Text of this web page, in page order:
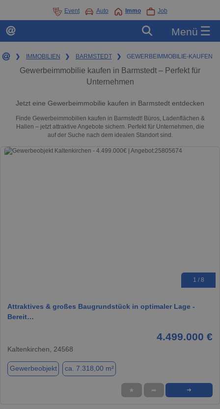
Event Auto Immo Job
Menü ☰
❯ IMMOBILIEN ❯ BARMSTEDT ❯ GEWERBEIMMOBILIE-KAUFEN
Gewerbeimmobilie kaufen in Barmstedt – Perfekt für
Unternehmen
Jetzt eine Gewerbeimmobilie kaufen in Barmstedt entdecken
Finde Gewerbeimmobilien kaufen in Barmstedt! Büros, Ladenflächen &
Hallen – jetzt attraktive Angebote sichern. Perfekt für Unternehmen, die
auf der Suche nach dem idealen Standort sind.
1 / 8
Attraktives & großes Baugrundstück in optimaler Lage -
Bereit…
4.499.000 €
Kaltenkirchen, 24568
Gewerbeobjekt ca. 7.318,00 m²
★ ➦ ➜